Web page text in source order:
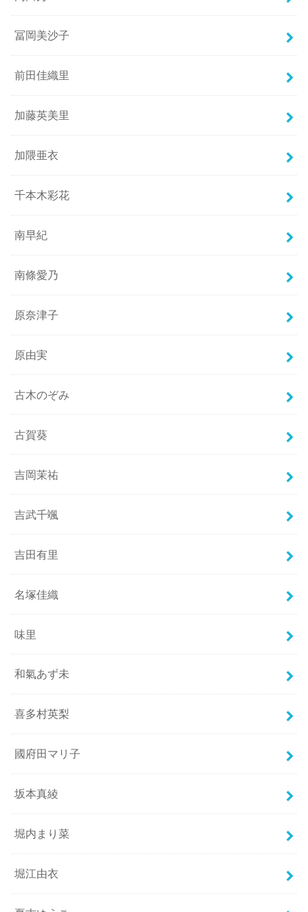
冨岡美沙子
前田佳織里
加藤英美里
加隈亜衣
千本木彩花
南早紀
南條愛乃
原奈津子
原由実
古木のぞみ
古賀葵
吉岡茉祐
吉武千颯
吉田有里
名塚佳織
味里
和氣あず未
喜多村英梨
國府田マリ子
坂本真綾
堀内まり菜
堀江由衣